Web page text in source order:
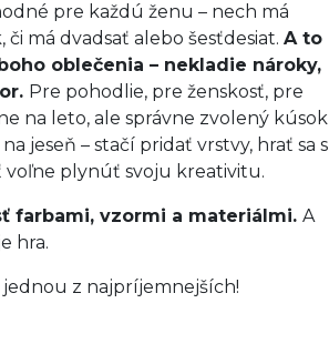
pre každú ženu – nech má
má dvadsať alebo šesťdesiat. A to
oblečenia – nekladie nároky,
Pre pohodlie, pre ženskosť, pre
na leto, ale správne zvolený kúsok
jeseň – stačí pridať vrstvy, hrať sa s
plynúť svoju kreativitu.
farbami, vzormi a materiálmi. A
hra.
jednou z najpríjemnejších!